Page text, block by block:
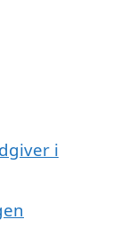
i